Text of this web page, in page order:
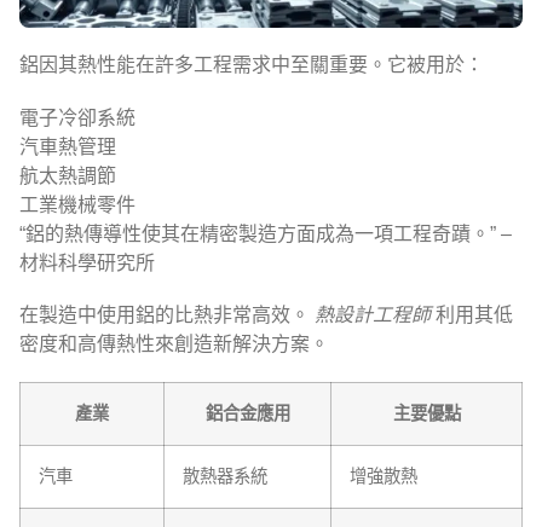
鋁因其熱性能在許多工程需求中至關重要。它被用於：
電子冷卻系統
汽車熱管理
航太熱調節
工業機械零件
“鋁的熱傳導性使其在精密製造方面成為一項工程奇蹟。” –
材料科學研究所
在製造中使用鋁的比熱非常高效。 熱設計工程師利用其低
密度和高傳熱性來創造新解決方案。
產業 鋁合金應用 主要優點
汽車 散熱器系統 增強散熱